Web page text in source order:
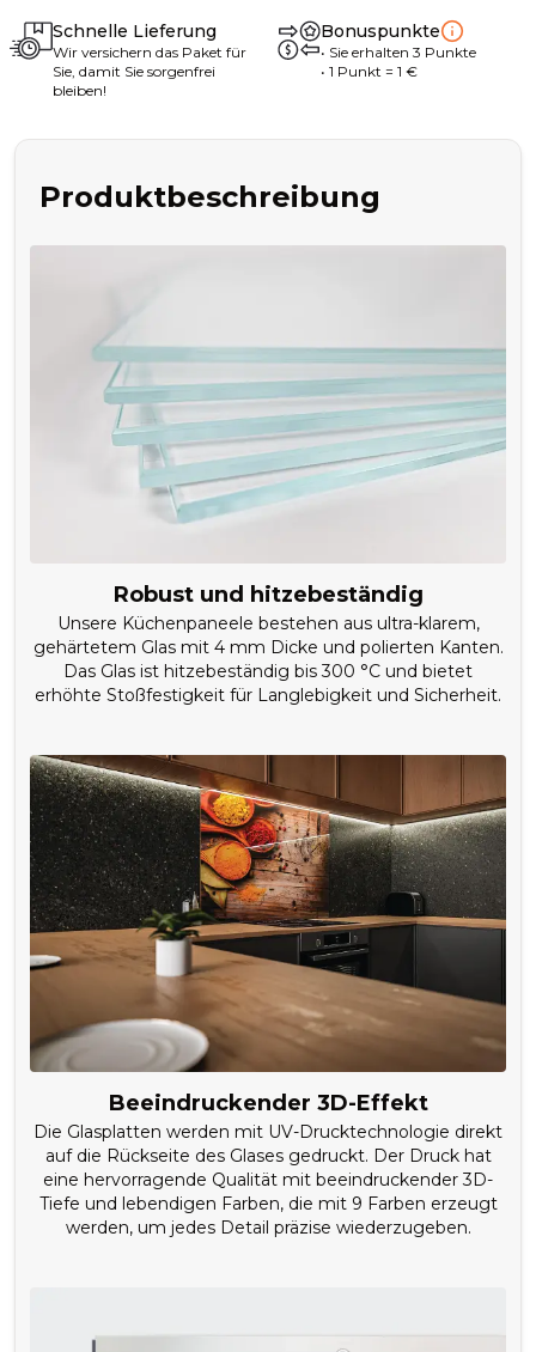
Schnelle Lieferung
Wir versichern das Paket für
Sie, damit Sie sorgenfrei
bleiben!
Bonuspunkte
• Sie erhalten 3 Punkte
• 1 Punkt = 1 €
Produktbeschreibung
Robust und hitzebeständig
Unsere Küchenpaneele bestehen aus ultra-klarem,
gehärtetem Glas mit 4 mm Dicke und polierten Kanten.
Das Glas ist hitzebeständig bis 300 °C und bietet
erhöhte Stoßfestigkeit für Langlebigkeit und Sicherheit.
Beeindruckender 3D-Effekt
Die Glasplatten werden mit UV-Drucktechnologie direkt
auf die Rückseite des Glases gedruckt. Der Druck hat
eine hervorragende Qualität mit beeindruckender 3D-
Tiefe und lebendigen Farben, die mit 9 Farben erzeugt
werden, um jedes Detail präzise wiederzugeben.